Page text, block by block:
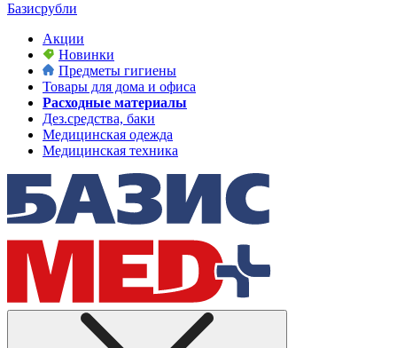
Базисрубли
Акции
Новинки
Предметы гигиены
Товары для дома и офиса
Расходные материалы
Дез.средства, баки
Медицинская одежда
Медицинская техника